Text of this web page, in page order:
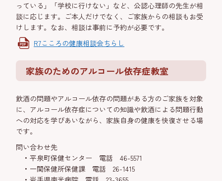
っている」「学校に行けない」など、公認心理師の先生が相
談に応じます。ご本人だけでなく、ご家族からの相談もお受
けします。なお、相談は事前に予約が必要です。
R7こころの健康相談会ちらし
家族のためのアルコール依存症教室
飲酒の問題やアルコール依存の問題がある方のご家族を対象
に、アルコール依存症についての知識や飲酒による問題行動
への対応を学びあいながら、家族自身の健康を快復させる場
です。
問い合わせ先
平泉町保健センター 電話 46-5571
一関保健所保健課 電話 26-1415